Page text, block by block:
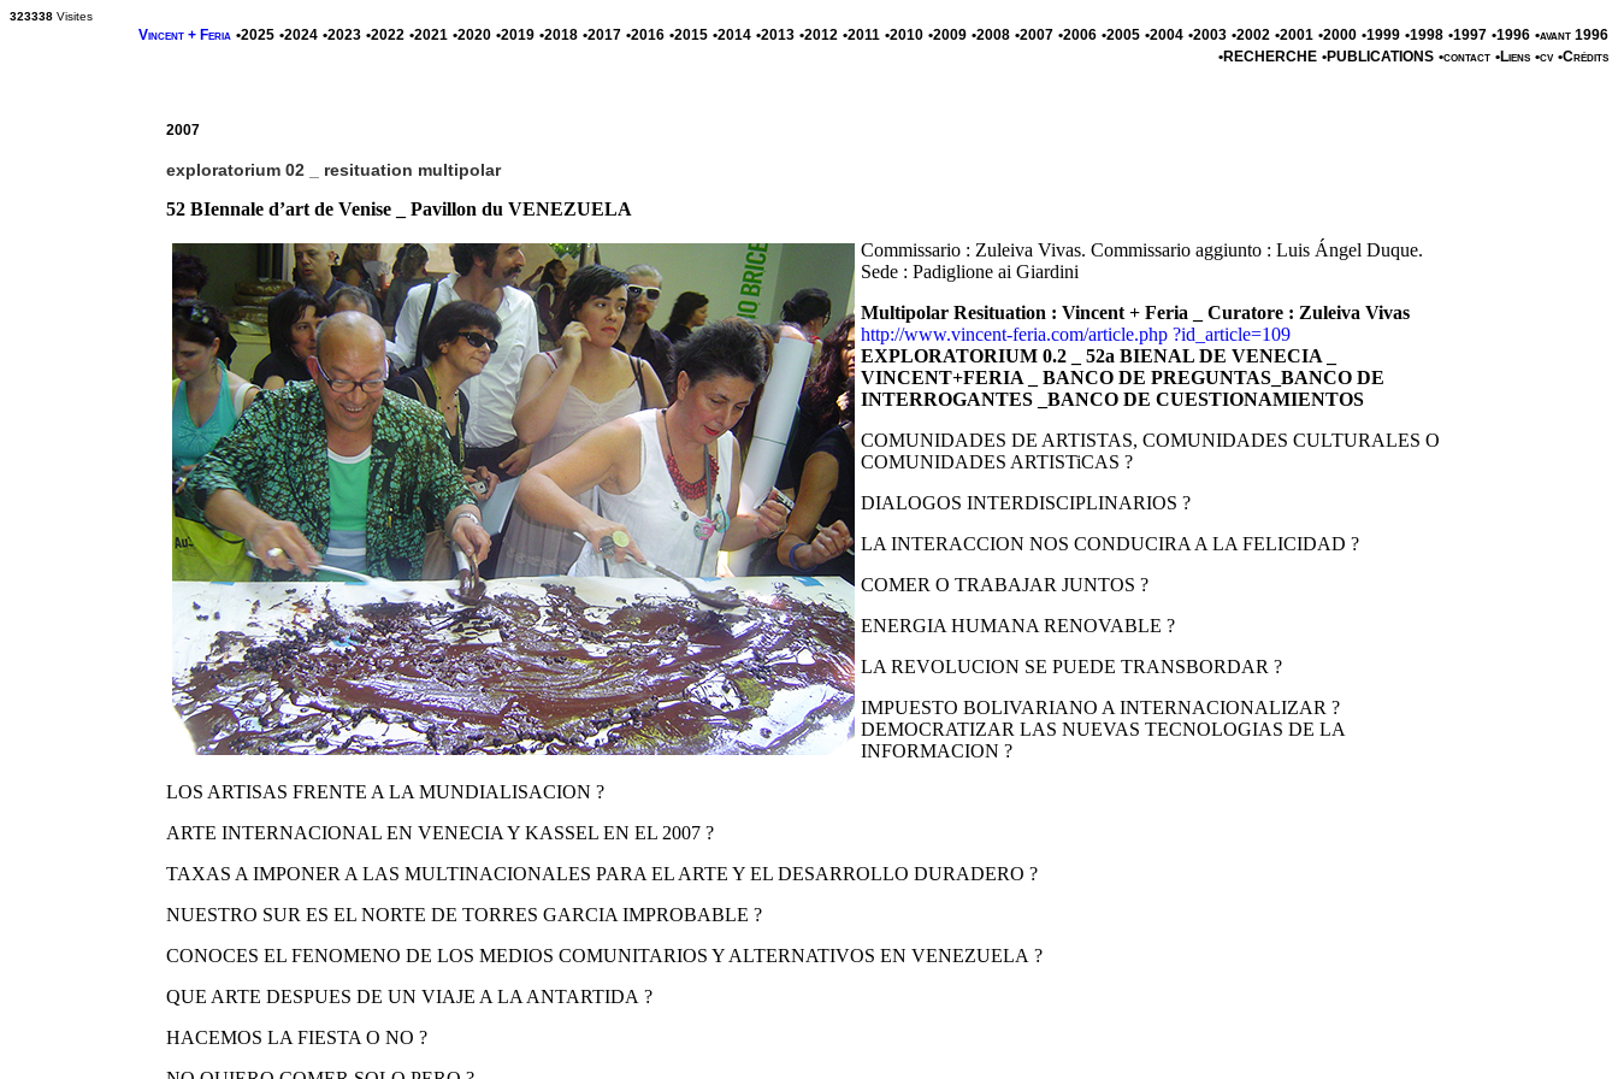
2007
exploratorium 02 _ resituation multipolar
52 BIennale d’art de Venise _ Pavillon du VENEZUELA
Commissario : Zuleiva Vivas. Commissario aggiunto : Luis Ángel Duque.
Sede : Padiglione ai Giardini
Multipolar Resituation : Vincent + Feria _ Curatore : Zuleiva Vivas
http://www.vincent-feria.com/article.php ?id_article=109
EXPLORATORIUM 0.2 _ 52a BIENAL DE VENECIA _
VINCENT+FERIA _ BANCO DE PREGUNTAS_BANCO DE
INTERROGANTES _BANCO DE CUESTIONAMIENTOS
COMUNIDADES DE ARTISTAS, COMUNIDADES CULTURALES O
COMUNIDADES ARTISTiCAS ?
DIALOGOS INTERDISCIPLINARIOS ?
LA INTERACCION NOS CONDUCIRA A LA FELICIDAD ?
COMER O TRABAJAR JUNTOS ?
ENERGIA HUMANA RENOVABLE ?
LA REVOLUCION SE PUEDE TRANSBORDAR ?
IMPUESTO BOLIVARIANO A INTERNACIONALIZAR ?
DEMOCRATIZAR LAS NUEVAS TECNOLOGIAS DE LA
INFORMACION ?
LOS ARTISAS FRENTE A LA MUNDIALISACION ?
ARTE INTERNACIONAL EN VENECIA Y KASSEL EN EL 2007 ?
TAXAS A IMPONER A LAS MULTINACIONALES PARA EL ARTE Y EL DESARROLLO DURADERO ?
NUESTRO SUR ES EL NORTE DE TORRES GARCIA IMPROBABLE ?
CONOCES EL FENOMENO DE LOS MEDIOS COMUNITARIOS Y ALTERNATIVOS EN VENEZUELA ?
QUE ARTE DESPUES DE UN VIAJE A LA ANTARTIDA ?
HACEMOS LA FIESTA O NO ?
323338 Visites
Vincent + Feria •2025 •2024 •2023 •2022 •2021 •2020 •2019 •2018 •2017 •2016 •2015 •2014 •2013 •2012 •2011 •2010 •2009 •2008 •2007 •2006 •2005 •2004 •2003 •2002 •2001 •2000 •1999 •1998 •1997 •1996 •avant 1996
•RECHERCHE •PUBLICATIONS •contact •Liens •cv •Crédits